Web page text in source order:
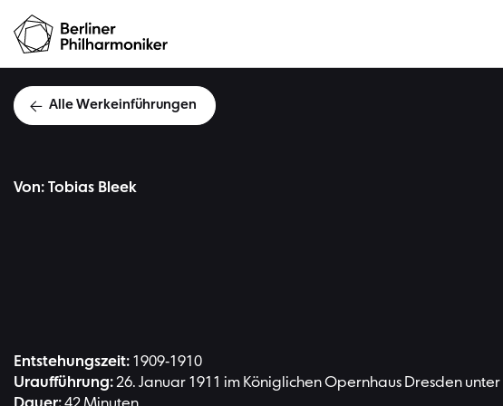
Alle Werkeinführungen
Von: Tobias Bleek
Entstehungszeit: 1909-1910
Uraufführung:26. Januar 1911 im Königlichen Opernhaus Dresden unter